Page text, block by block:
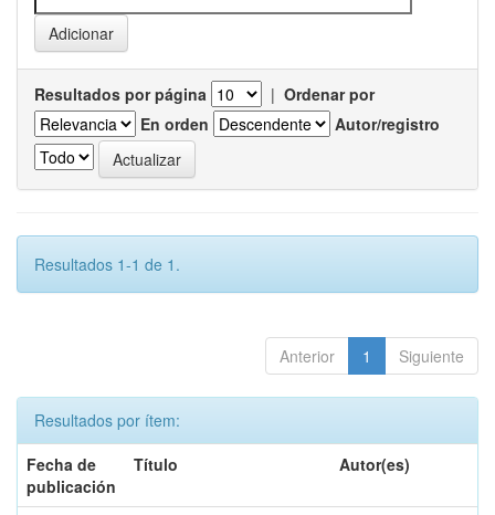
Resultados por página | Ordenar por
En orden
Autor/registro
Resultados 1-1 de 1.
Anterior 1 Siguiente
Resultados por ítem:
Fecha de
publicación
Título Autor(es)